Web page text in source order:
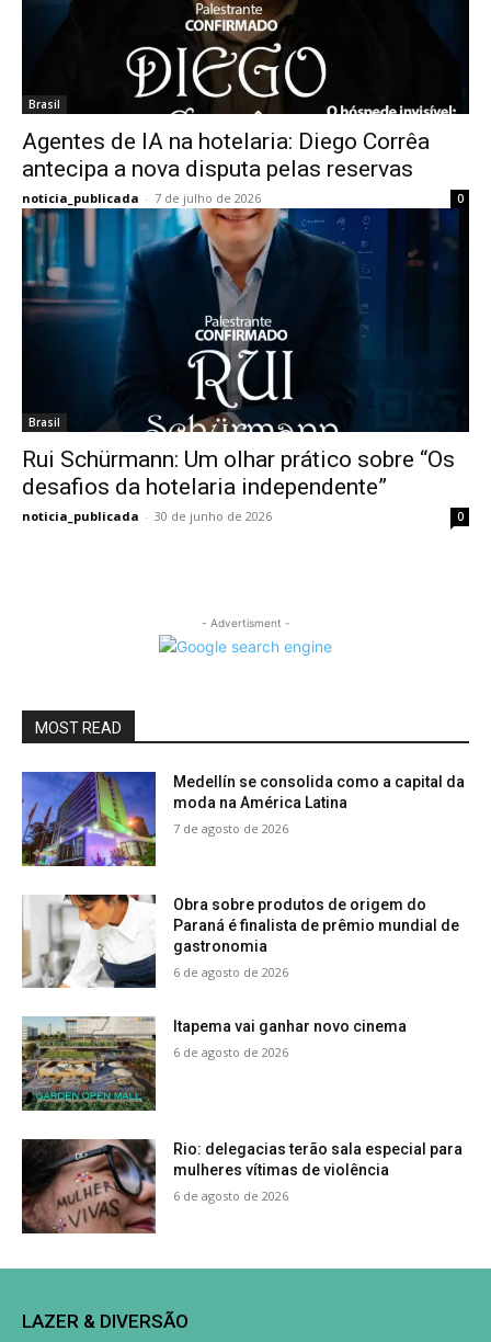
Brasil
Agentes de IA na hotelaria: Diego Corrêa
antecipa a nova disputa pelas reservas
noticia_publicada - 7 de julho de 2026 0
Brasil
Rui Schürmann: Um olhar prático sobre “Os
desafios da hotelaria independente”
noticia_publicada - 30 de junho de 2026 0
- Advertisment -
MOST READ
Medellín se consolida como a capital da
moda na América Latina
7 de agosto de 2026
Obra sobre produtos de origem do
Paraná é finalista de prêmio mundial de
gastronomia
6 de agosto de 2026
Itapema vai ganhar novo cinema
6 de agosto de 2026
Rio: delegacias terão sala especial para
mulheres vítimas de violência
6 de agosto de 2026
LAZER & DIVERSÃO